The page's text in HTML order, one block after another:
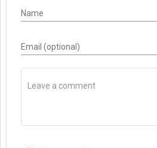
Name
Email (optional)